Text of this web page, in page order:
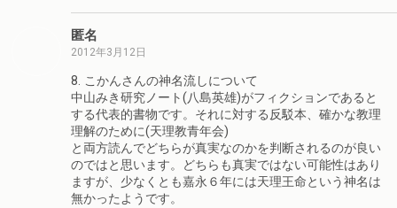
匿名
2012年3月12日
8. こかんさんの神名流しについて
中山みき研究ノート(八島英雄)がフィクションであると
する代表的書物です。それに対する反駁本、確かな教理
理解のために(天理教青年会)
と両方読んでどちらが真実なのかを判断されるのが良い
のではと思います。どちらも真実ではない可能性はあり
ますが、少なくとも嘉永６年には天理王命という神名は
無かったようです。